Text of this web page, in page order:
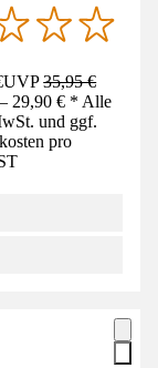
UVP35,95 €
29,90 € * Alle
und ggf.
pro